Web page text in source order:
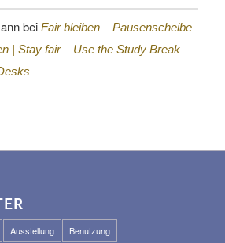
bei Fair bleiben – Pausenscheibe
| Stay fair – Use the Study Break
Ausstellung
Benutzung